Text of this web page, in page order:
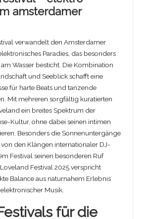
amsterdamer
verwandelt den Amsterdamer
Paradies, das besonders
Wasser besticht. Die Kombination
und Seeblick schafft eine
für harte Beats und tanzende
Mit mehreren sorgfältig kuratierten
ein breites Spektrum der
Kultur, ohne dabei seinen intimen
Besonders die Sonnenuntergänge
den Klängen internationaler DJ-
Festival seinen besonderen Ruf
Festival 2025 verspricht
Balance aus naturnahem Erlebnis
Musik.
für die